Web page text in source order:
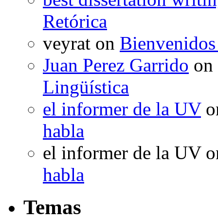
Retórica
veyrat on
Juan Perez Garrido on
Lingüística
el informer de la UV
habla
el informer de la UV
habla
Temas